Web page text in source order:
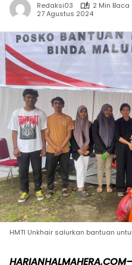
Redaksi03
2 Min Baca
27 Agustus 2024
HMTI Unkhair salurkan bantuan
HARIANHALMAHERA.COM–